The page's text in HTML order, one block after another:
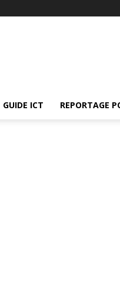
GUIDE ICT REPORTAGE